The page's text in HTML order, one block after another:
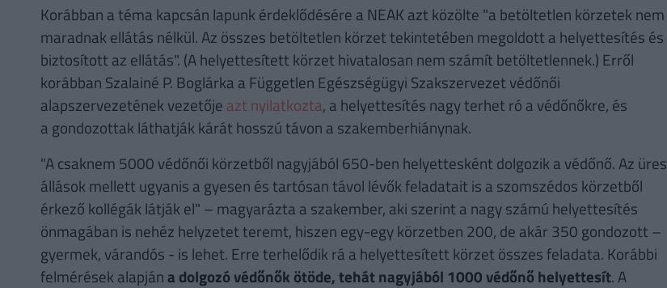
Korábban a téma kapcsán lapunk érdeklődésére a NEAK azt közölte "a betöltetlen körzetek nem
maradnak ellátás nélkül. Az összes betöltetlen körzet tekintetében megoldott a helyettesítés és
biztosított az ellátás". (A helyettesített körzet hivatalosan nem számít betöltetlennek.) Erről
korábban Szalainé P. Boglárka a Független Egészségügyi Szakszervezet védőnői
alapszervezetének vezetője azt nyilatkozta, a helyettesítés nagy terhet ró a védőnőkre, és
a gondozottak láthatják kárát hosszú távon a szakemberhiánynak.
"A csaknem 5000 védőnői körzetből nagyjából 650-ben helyettesként dolgozik a védőnő. Az üres
állások mellett ugyanis a gyesen és tartósan távol lévők feladatait is a szomszédos körzetből
érkező kollégák látják el" – magyarázta a szakember, aki szerint a nagy számú helyettesítés
önmagában is nehéz helyzetet teremt, hiszen egy-egy körzetben 200, de akár 350 gondozott –
gyermek, várandós - is lehet. Erre terhelődik rá a helyettesített körzet összes feladata. Korábbi
felmérések alapjána dolgozó védőnők ötöde, tehát nagyjából 1000 védőnő helyettesít. A